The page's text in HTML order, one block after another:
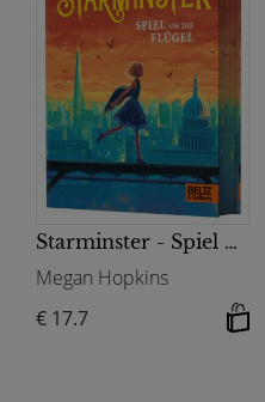
Starminster - Spiel um die Flügel
Megan Hopkins
€ 17.7